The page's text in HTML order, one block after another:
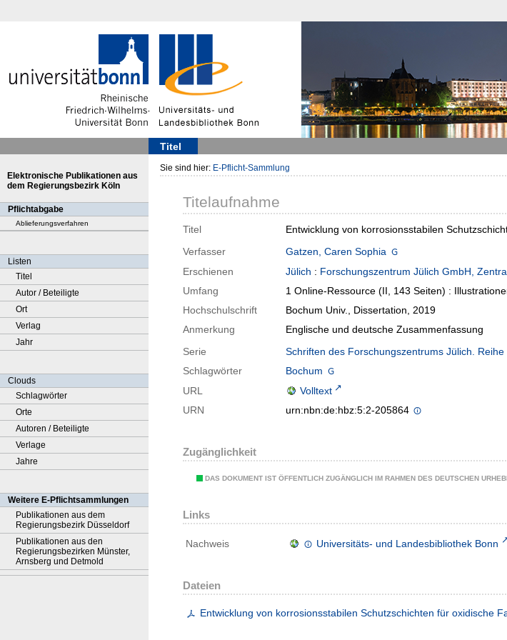
Titel
Elektronische Publikationen aus
dem Regierungsbezirk Köln
Pflichtabgabe
Ablieferungsverfahren
Listen
Titel
Autor / Beteiligte
Ort
Verlag
Jahr
Clouds
Schlagwörter
Orte
Autoren / Beteiligte
Verlage
Jahre
Weitere E-Pflichtsammlungen
Publikationen aus dem
Regierungsbezirk Düsseldorf
Publikationen aus den
Regierungsbezirken Münster,
Arnsberg und Detmold
Sie sind hier: E-Pflicht-Sammlung
Titelaufnahme
Titel
Entwicklung von korrosionsstabilen
Verfasser
Gatzen, Caren Sophia
Erschienen
Jülich : Forschungszentrum Jülich GmbH,
Umfang
1 Online-Ressource (II, 143 Seiten) :
Hochschulschrift
Bochum Univ., Dissertation, 2019
Anmerkung
Englische und deutsche Zusammenfassung
Serie
Schriften des Forschungszentrums Jülich.
Schlagwörter
Bochum
URL
Volltext
URN
urn:nbn:de:hbz:5:2-205864
Zugänglichkeit
DAS DOKUMENT IST ÖFFENTLICH ZUGÄNGLICH IM RAHMEN DES DEUTSCHEN
Links
Nachweis Universitäts- und Landesbibliothek Bonn
Dateien
Entwicklung von korrosionsstabilen Schutzschichten für oxidische